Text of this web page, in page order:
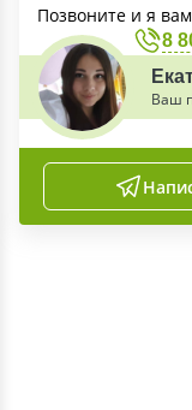
Позвоните и я
8
Ваш